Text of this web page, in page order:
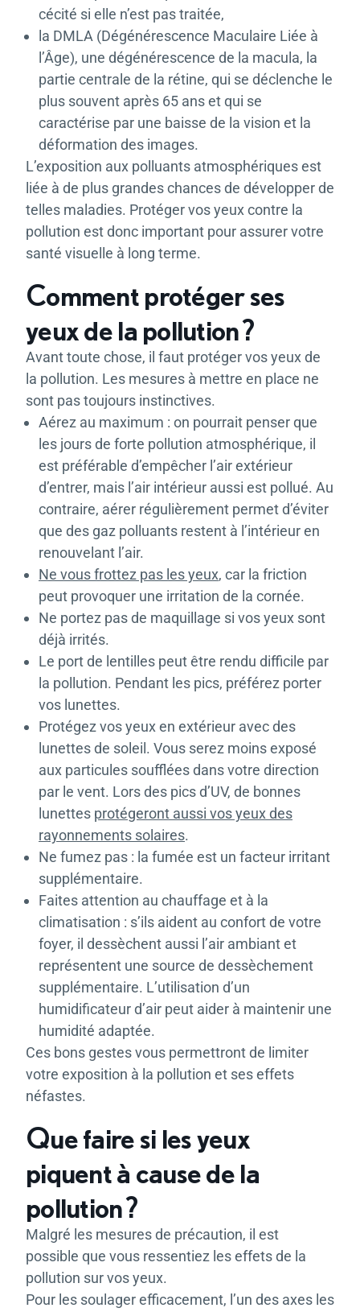
cécité si elle n’est pas traitée,
la DMLA (Dégénérescence Maculaire Liée à
l’Âge), une dégénérescence de la macula, la
partie centrale de la rétine, qui se déclenche le
plus souvent après 65 ans et qui se
caractérise par une baisse de la vision et la
déformation des images.
L’exposition aux polluants atmosphériques est
liée à de plus grandes chances de développer de
telles maladies. Protéger vos yeux contre la
pollution est donc important pour assurer votre
santé visuelle à long terme.
Comment protéger ses
yeux de la pollution ?
Avant toute chose, il faut protéger vos yeux de
la pollution. Les mesures à mettre en place ne
sont pas toujours instinctives.
Aérez au maximum : on pourrait penser que
les jours de forte pollution atmosphérique, il
est préférable d’empêcher l’air extérieur
d’entrer, mais l’air intérieur aussi est pollué. Au
contraire, aérer régulièrement permet d’éviter
que des gaz polluants restent à l’intérieur en
renouvelant l’air.
Ne vous frottez pas les yeux, car la friction
peut provoquer une irritation de la cornée.
Ne portez pas de maquillage si vos yeux sont
déjà irrités.
Le port de lentilles peut être rendu difficile par
la pollution. Pendant les pics, préférez porter
vos lunettes.
Protégez vos yeux en extérieur avec des
lunettes de soleil. Vous serez moins exposé
aux particules soufflées dans votre direction
par le vent. Lors des pics d’UV, de bonnes
lunettes protégeront aussi vos yeux des
rayonnements solaires.
Ne fumez pas : la fumée est un facteur irritant
supplémentaire.
Faites attention au chauffage et à la
climatisation : s’ils aident au confort de votre
foyer, il dessèchent aussi l’air ambiant et
représentent une source de dessèchement
supplémentaire. L’utilisation d’un
humidificateur d’air peut aider à maintenir une
humidité adaptée.
Ces bons gestes vous permettront de limiter
votre exposition à la pollution et ses effets
néfastes.
Que faire si les yeux
piquent à cause de la
pollution ?
Malgré les mesures de précaution, il est
possible que vous ressentiez les effets de la
pollution sur vos yeux.
Pour les soulager efficacement, l’un des axes les